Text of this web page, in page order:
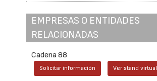
EMPRESAS O ENTIDADES
RELACIONADAS
Cadena 88
Solicitar información Ver stand virtual